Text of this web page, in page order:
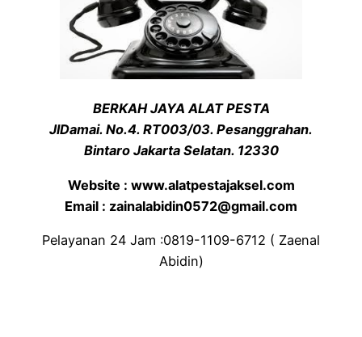
BERKAH JAYA ALAT PESTA
JlDamai. No.4. RT003/03. Pesanggrahan.
Bintaro Jakarta Selatan. 12330
Website : www.alatpestajaksel.com
Email : zainalabidin0572@gmail.com
Pelayanan 24 Jam :0819-1109-6712 ( Zaenal
Abidin)